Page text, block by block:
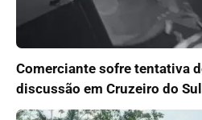
Comerciante sofre tentativa
discussão em Cruzeiro do Sul